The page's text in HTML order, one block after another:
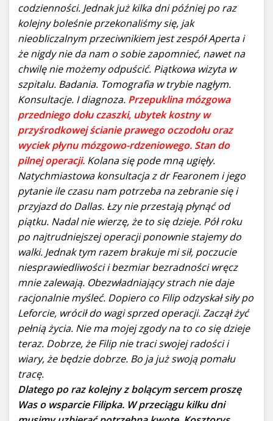
codzienności. Jednak już kilka dni później po raz
kolejny boleśnie przekonaliśmy się, jak
nieobliczalnym przeciwnikiem jest zespół Aperta i
że nigdy nie da nam o sobie zapomnieć, nawet na
chwilę nie możemy odpuścić. Piątkowa wizyta w
szpitalu. Badania. Tomografia w trybie nagłym.
Konsultacje. I diagnoza. Przepuklina mózgowa
przedniego dołu czaszki, ubytek kostny w
przyśrodkowej ścianie prawego oczodołu oraz
wyciek płynu mózgowo-rdzeniowego. Stan do
pilnej operacji. Kolana się pode mną ugięły.
Natychmiastowa konsultacja z dr Fearonem i jego
pytanie ile czasu nam potrzeba na zebranie się i
przyjazd do Dallas. Łzy nie przestają płynąć od
piątku. Nadal nie wierzę, że to się dzieje. Pół roku
po najtrudniejszej operacji ponownie stajemy do
walki. Jednak tym razem brakuje mi sił, poczucie
niesprawiedliwości i bezmiar bezradności wręcz
mnie zalewają. Obezwładniający strach nie daje
racjonalnie myśleć. Dopiero co Filip odzyskał siły po
Leforcie, wrócił do wagi sprzed operacji. Zaczął żyć
pełnią życia. Nie ma mojej zgody na to co się dzieje
teraz. Dobrze, że Filip nie traci swojej radości i
wiary, że będzie dobrze. Bo ja już swoją pomału
tracę.
Dlatego po raz kolejny z bolącym sercem proszę
Was o wsparcie Filipka. W przeciągu kilku dni